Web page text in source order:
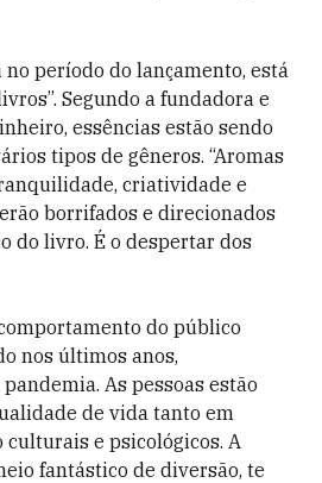
no período do lançamento, está
Segundo a fundadora e
essências estão sendo
tipos de gêneros. “Aromas
criatividade e
borrifados e direcionados
do livro. É o despertar dos
do público
nos últimos anos,
As pessoas estão
de vida tanto em
e psicológicos. A
fantástico de diversão, te